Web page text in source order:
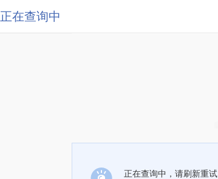
正在查询中
正在查询中，请刷新重试